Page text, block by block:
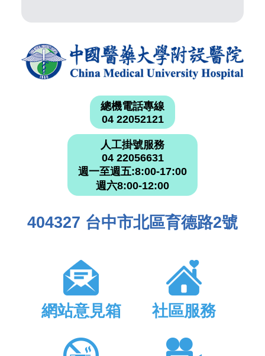
總機電話專線
04 22052121
人工掛號服務
04 22056631
週一至週五:8:00-17:00
週六8:00-12:00
404327 台中市北區育德路2號
網站意見箱 社區服務